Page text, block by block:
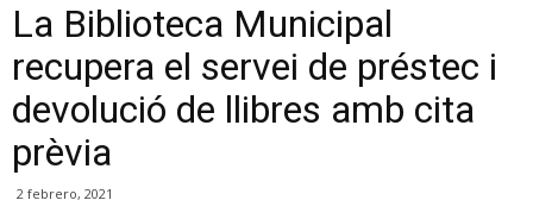
La Biblioteca Municipal
recupera el servei de préstec i
devolució de llibres amb cita
prèvia
2 febrero, 2021